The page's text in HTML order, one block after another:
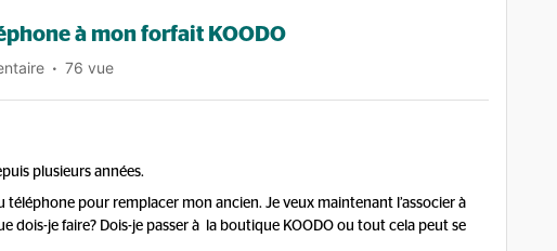
à mon forfait KOODO
76 vue
plusieurs années.
téléphone pour remplacer mon ancien. Je veux maintenant l’associer à
dois-je faire? Dois-je passer à la boutique KOODO ou tout cela peut se